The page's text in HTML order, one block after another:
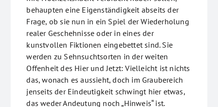
behaupten eine Eigenständigkeit abseits der
Frage, ob sie nun in ein Spiel der Wiederholung
realer Geschehnisse oder in eines der
kunstvollen Fiktionen eingebettet sind. Sie
werden zu Sehnsuchtsorten in der weiten
Offenheit des Hier und Jetzt: Vielleicht ist nichts
das, wonach es aussieht, doch im Graubereich
jenseits der Eindeutigkeit schwingt hier etwas,
das weder Andeutung noch „Hinweis“ ist.